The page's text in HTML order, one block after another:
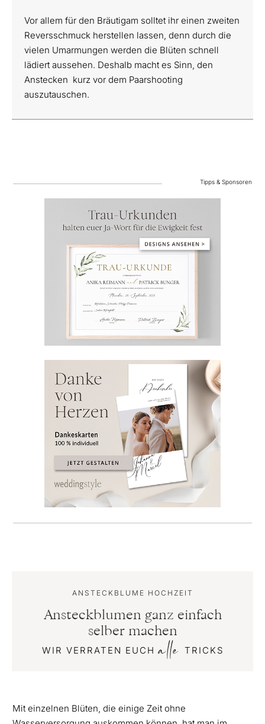
Vor allem für den Bräutigam solltet ihr einen zweiten
Reversschmuck herstellen lassen, denn durch die
vielen Umarmungen werden die Blüten schnell
lädiert aussehen. Deshalb macht es Sinn, den
Anstecken kurz vor dem Paarshooting
auszutauschen.
Tipps & Sponsoren
ANSTECKBLUME HOCHZEIT
Ansteckblumen ganz einfach
selber machen
WIR VERRATEN EUCHalle TRICKS
Mit einzelnen Blüten, die einige Zeit ohne